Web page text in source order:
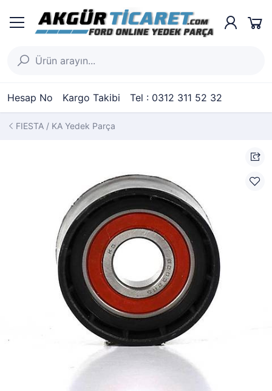
Hesap No Kargo Takibi Tel : 0312 311 52 32
FIESTA / KA Yedek Parça